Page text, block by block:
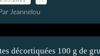
Par Jeannelou
décortiquées 100 g de